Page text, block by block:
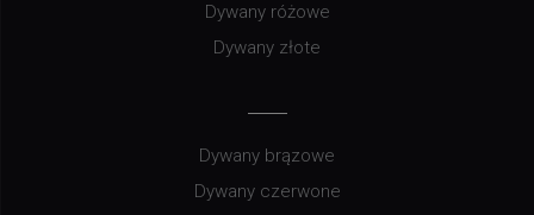
Dywany różowe
Dywany złote
Dywany brązowe
Dywany czerwone